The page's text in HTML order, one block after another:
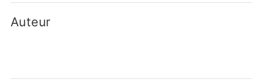
Auteur